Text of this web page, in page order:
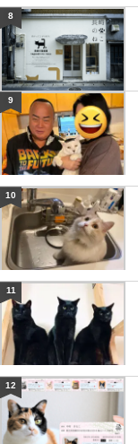
8
9
10
11
12